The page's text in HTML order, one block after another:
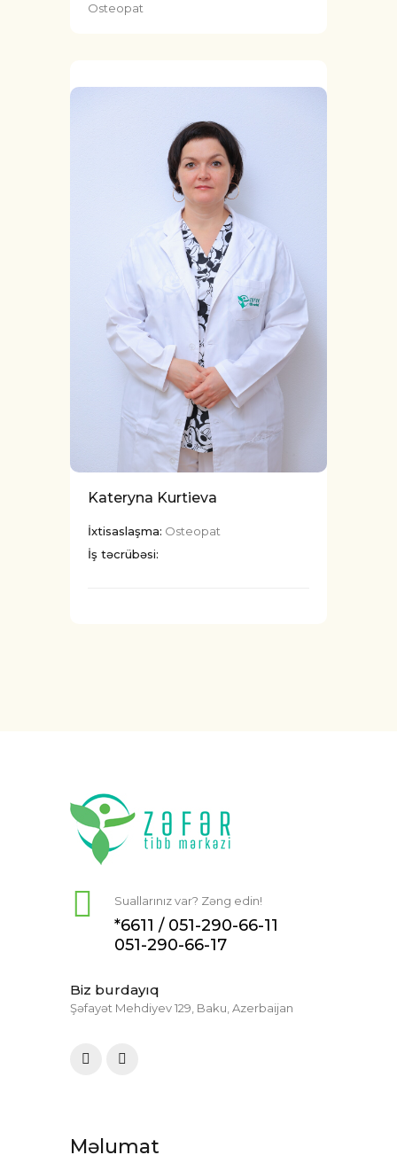
Osteopat
Kateryna Kurtieva
İxtisaslaşma: Osteopat
İş təcrübəsi:
Suallarınız var? Zəng edin!
*6611 / 051-290-66-11
051-290-66-17
Biz burdayıq
Şəfayət Mehdiyev 129, Baku, Azerbaijan
Məlumat